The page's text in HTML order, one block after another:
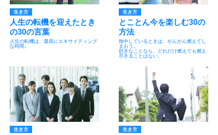
生き方
人生の転機を迎えたとき
の30の言葉
人生の転機は、最高にエキサイティング
な時間。
生き方
とことん今を楽しむ30の
方法
熱中しているときは、がんがん燃えてし
まおう。
好きなことなら、どれだけ燃えても燃え
尽きることはない。
生き方 生き方